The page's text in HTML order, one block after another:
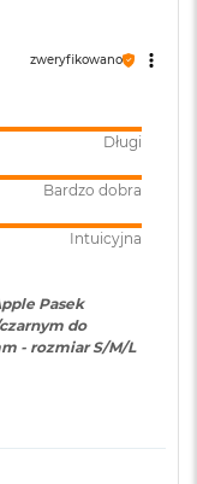
zweryfikowano
Długi
Bardzo dobra
Intuicyjna
Pasek
do
- rozmiar S/M/L